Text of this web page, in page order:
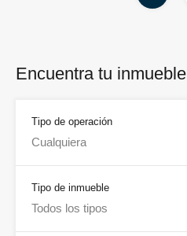
Encuentra tu inmueble
Tipo de operación
Cualquiera
Tipo de inmueble
Todos los tipos